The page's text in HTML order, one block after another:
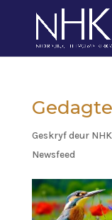
Geskryf deur
Newsfeed